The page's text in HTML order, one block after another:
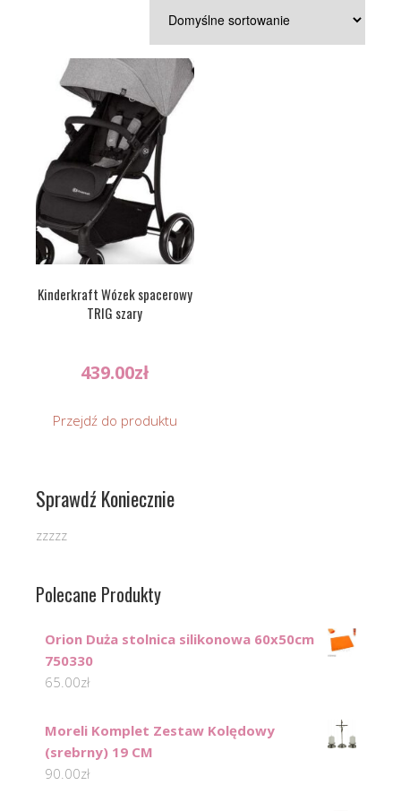
Kinderkraft Wózek spacerowy
TRIG szary
439.00zł
Przejdź do produktu
Sprawdź Koniecznie
zzzzz
Polecane Produkty
Orion Duża stolnica silikonowa 60x50cm
750330
65.00zł
Moreli Komplet Zestaw Kolędowy
(srebrny) 19 CM
90.00zł